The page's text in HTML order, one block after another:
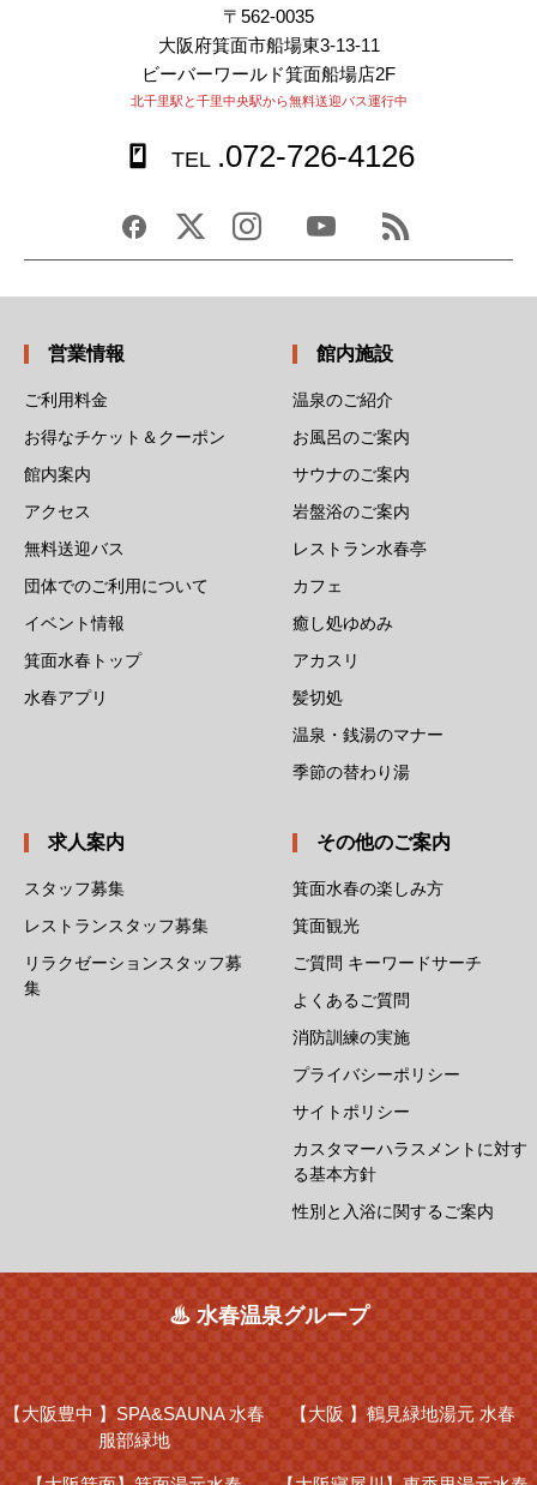
〒562-0035
大阪府箕面市船場東3-13-11
ビーバーワールド箕面船場店2F
北千里駅と千里中央駅から無料送迎バス運行中
TEL .072-726-4126
営業情報
ご利用料金
お得なチケット＆クーポン
館内案内
アクセス
無料送迎バス
団体でのご利用について
イベント情報
箕面水春トップ
水春アプリ
館内施設
温泉のご紹介
お風呂のご案内
サウナのご案内
岩盤浴のご案内
レストラン水春亭
カフェ
癒し処ゆめみ
アカスリ
髪切処
温泉・銭湯のマナー
季節の替わり湯
求人案内
スタッフ募集
レストランスタッフ募集
リラクゼーションスタッフ募
集
その他のご案内
箕面水春の楽しみ方
箕面観光
ご質問 キーワードサーチ
よくあるご質問
消防訓練の実施
プライバシーポリシー
サイトポリシー
カスタマーハラスメントに対す
る基本方針
性別と入浴に関するご案内
♨ 水春温泉グループ
【大阪豊中 】SPA&SAUNA 水春
服部緑地
【大阪 】鶴見緑地湯元 水春